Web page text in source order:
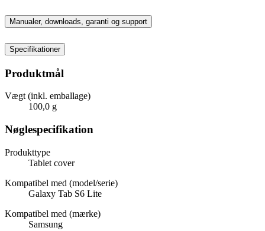
Manualer, downloads, garanti og support
Specifikationer
Produktmål
Vægt (inkl. emballage)
100,0 g
Nøglespecifikation
Produkttype
Tablet cover
Kompatibel med (model/serie)
Galaxy Tab S6 Lite
Kompatibel med (mærke)
Samsung